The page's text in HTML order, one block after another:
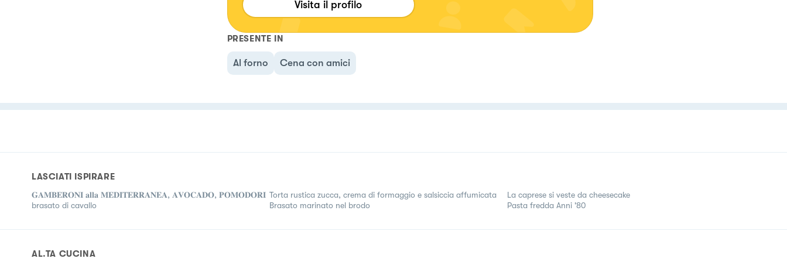
Visita il profilo
PRESENTE IN
Al forno Cena con amici
LASCIATI ISPIRARE
𝐆𝐀𝐌𝐁𝐄𝐑𝐎𝐍𝐈 𝐚𝐥𝐥𝐚 𝐌𝐄𝐃𝐈𝐓𝐄𝐑𝐑𝐀𝐍𝐄𝐀, 𝐀𝐕𝐎𝐂𝐀𝐃𝐎, 𝐏𝐎𝐌𝐎𝐃𝐎𝐑𝐈
brasato di cavallo
Torta rustica zucca, crema di formaggio e salsiccia affumicata
Brasato marinato nel brodo
La caprese si veste da cheesecake
Pasta fredda Anni '80
AL.TA CUCINA